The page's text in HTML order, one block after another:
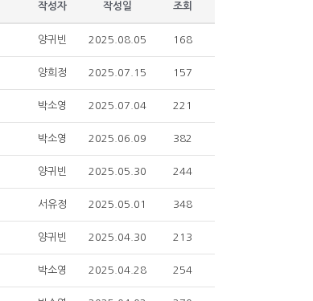
작성자 작성일 조회
양귀빈 2025.08.05 168
양희정 2025.07.15 157
박소영 2025.07.04 221
박소영 2025.06.09 382
양귀빈 2025.05.30 244
서유정 2025.05.01 348
양귀빈 2025.04.30 213
박소영 2025.04.28 254